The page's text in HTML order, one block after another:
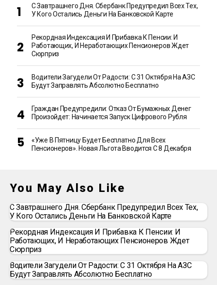
С Завтрашнего Дня. Сбербанк Предупредил Всех Тех,
У Кого Остались Деньги На Банковской Карте
Рекордная Индексация И Прибавка К Пенсии: И
Работающих, И Неработающих Пенсионеров Ждет
Сюрприз
Водители Загудели От Радости: С 31 Октября На АЗС
Будут Заправлять Абсолютно Бесплатно
Граждан Предупредили: Отказ От Бумажных Денег
Произойдет: Начинается Запуск Цифрового Рубля
«Уже В Пятницу Будет Бесплатно Для Всех
Пенсионеров». Новая Льгота Вводится С 8 Декабря
You May Also Like
С Завтрашнего Дня. Сбербанк Предупредил Всех Тех,
У Кого Остались Деньги На Банковской Карте
Рекордная Индексация И Прибавка К Пенсии: И
Работающих, И Неработающих Пенсионеров Ждет
Сюрприз
Водители Загудели От Радости: С 31 Октября На АЗС
Будут Заправлять Абсолютно Бесплатно